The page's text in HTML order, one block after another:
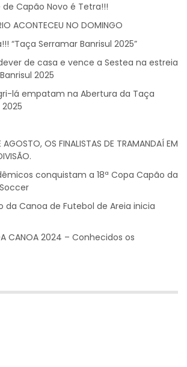
de Capão Novo é Tetra!!!
ACONTECEU NO DOMINGO
“Taça Serramar Banrisul 2025”
de casa e vence a Sestea na estreia
2025
lá empatam na Abertura da Taça
AGOSTO, OS FINALISTAS DE TRAMANDAÍ EM
conquistam a 18ª Copa Capão da
da Canoa de Futebol de Areia inicia
CANOA 2024 – Conhecidos os